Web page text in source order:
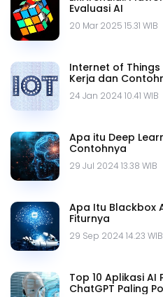
Evaluasi AI
20 Mar 2025 15.31 WIB
Internet of
Kerja dan
24 Jan 2024 10.41 WIB
Apa itu Deep
Contohnya
29 Jul 2024 13.38 WIB
Apa Itu Blackbox
Fiturnya
29 Sep 2024 14.23 WIB
Top 10 Aplikasi AI
ChatGPT Paling